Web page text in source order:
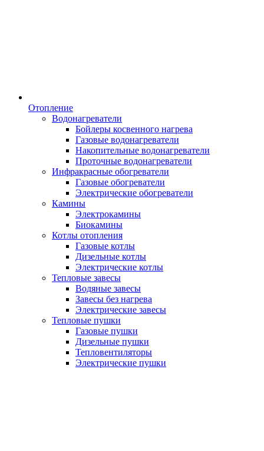
Отопление
Водонагреватели
Бойлеры косвенного нагрева
Газовые водонагреватели
Накопительные водонагреватели
Проточные водонагреватели
Инфракрасные обогреватели
Газовые обогреватели
Электрические обогреватели
Камины
Электрокамины
Биокамины
Котлы отопления
Газовые котлы
Дизельные котлы
Электрические котлы
Тепловые завесы
Водяные завесы
Завесы без нагрева
Электрические завесы
Тепловые пушки
Газовые пушки
Дизельные пушки
Тепловентиляторы
Электрические пушки